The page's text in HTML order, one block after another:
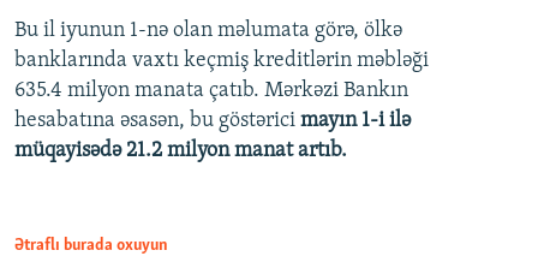
360p
480p
720p
Bu il iyunun 1-nə olan məlumata görə, ölkə
banklarında vaxtı keçmiş kreditlərin məbləği
635.4 milyon manata çatıb. Mərkəzi Bankın
hesabatına əsasən, bu göstərici mayın 1-i ilə
müqayisədə 21.2 milyon manat artıb.
Ətraflı burada oxuyun